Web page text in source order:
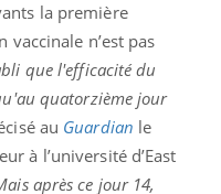
la première
n’est pas
que l'efficacité du
quatorzième jour
au Guardian le
à l’université d’East
après ce jour 14,